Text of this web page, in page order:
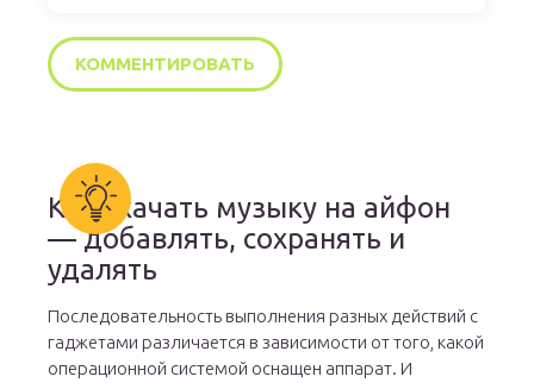
Как скачать музыку на айфон
— добавлять, сохранять и
удалять
Последовательность выполнения разных действий с
гаджетами различается в зависимости от того, какой
операционной системой оснащен аппарат. И